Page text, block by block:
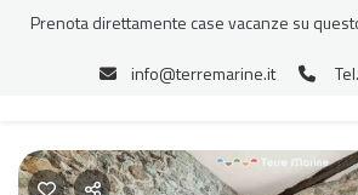
Prenota direttamente case vacanze su
info@terremarine.it